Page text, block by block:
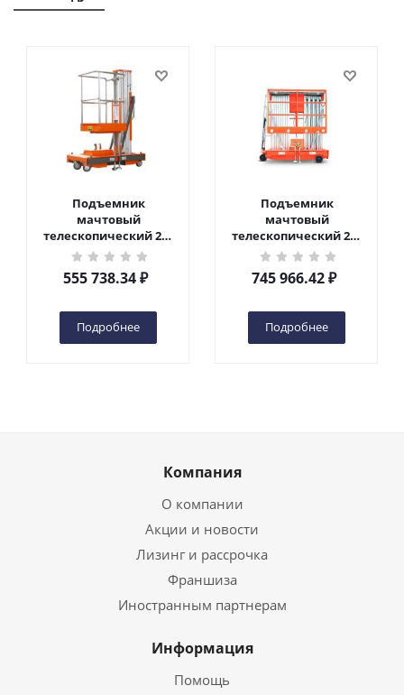
Подъемник
мачтовый
телескопический 200
кг 6 м TOR GTWY6-200S
DC 2-мачтовый
(автономный) (G) в
555 738.34₽
Подробнее
Подъемник
мачтовый
телескопический 200
кг 10 м TOR GTWY10-
200S DC 2-мачтовый
(автономный) (N) в
745 966.42₽
Подробнее
Компания
О компании
Акции и новости
Лизинг и рассрочка
Франшиза
Иностранным партнерам
Информация
Помощь